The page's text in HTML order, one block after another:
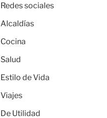
Redes sociales
Alcaldías
Cocina
Salud
Estilo de Vida
Viajes
De Utilidad